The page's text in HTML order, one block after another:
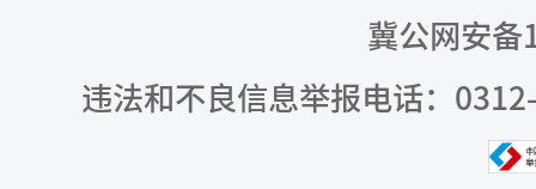
冀公网安备
违法和不良信息举报电话：